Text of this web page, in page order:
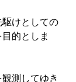
けとしての
的としま
観測してゆき